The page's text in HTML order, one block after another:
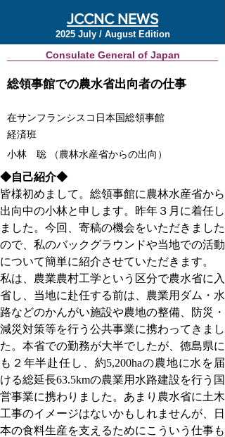
JCCNC NEWS
2025 July / August Edition
Consulate General of Japan
総領事館での農水省出向者の仕事
在サンフランシスコ日本国総領事館
経済班
小林 聡 （農林水産省からの出向）
◆自己紹介◆
皆様初めまして。総領事館に農林水産省から
出向中の小林と申します。昨年３月に着任し
ました。今回、寄稿の機会をいただきました
ので、私のバックグラウンドや当地での活動
について簡単に紹介させていただきます。
私は、農業農村工学という区分で農水省に入
省し、当地に赴任する前は、農業用ダム・水
路などのかんがい施設や農地の整備、防災・
減災対策等を行う公共事業に携わってきまし
た。本省での勤務が大半でしたが、徳島県に
も２年半赴任し、約5,200haの農地に水を届
ける総延長63.5kmの農業用水路建設を行う国
営事業に携わりました。あまり農水省に土木
工事のイメージはないかもしれませんが、日
本の食料生産を支えるためにこういう仕事も